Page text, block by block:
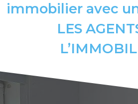
immobilier avec
LES